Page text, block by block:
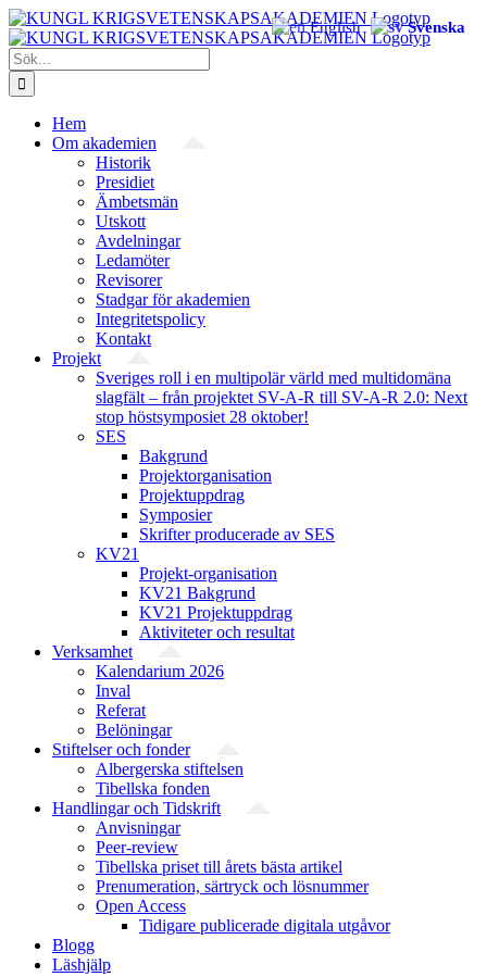
Fortsätt
till
innehållet
Sök
efter:
Hem
Om akademien
Historik
Presidiet
Ämbetsmän
Utskott
Avdelningar
Ledamöter
Revisorer
Stadgar för akademien
Integritetspolicy
Kontakt
Projekt
Sveriges roll i en multipolär värld med multidomäna
slagfält – från projektet SV-A-R till SV-A-R 2.0: Next
stop höstsymposiet 28 oktober!
SES
Bakgrund
Projekt­organisation
Projektuppdrag
Symposier
Skrifter producerade av SES
KV21
Projekt-organisation
KV21 Bakgrund
KV21 Projektuppdrag
Aktiviteter och resultat
Verksamhet
Kalendarium 2026
Inval
Referat
Belöningar
Stiftelser och fonder
Albergerska stiftelsen
Tibellska fonden
Handlingar och Tidskrift
Anvisningar
Peer-review
Tibellska priset till årets bästa artikel
Prenumeration, särtryck och lösnummer
Open Access
Tidigare publicerade digitala utgåvor
Blogg
Läshjälp
English Svenska